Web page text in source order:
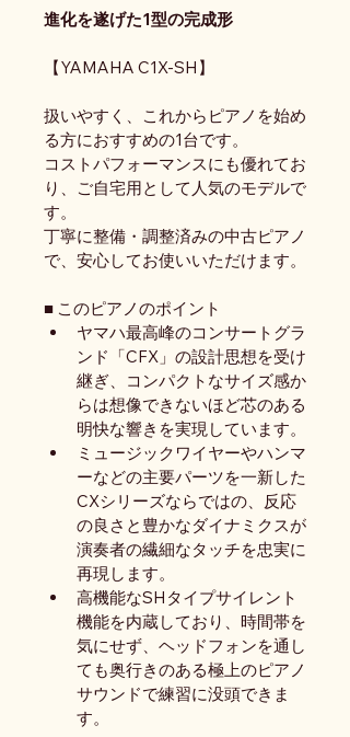
進化を遂げた1型の完成形
【YAMAHA C1X-SH】
扱いやすく、これからピアノを始め
る方におすすめの1台です。
コストパフォーマンスにも優れてお
り、ご自宅用として人気のモデルで
す。
丁寧に整備・調整済みの中古ピアノ
で、安心してお使いいただけます。
■ このピアノのポイント
ヤマハ最高峰のコンサートグラ
ンド「CFX」の設計思想を受け
継ぎ、コンパクトなサイズ感か
らは想像できないほど芯のある
明快な響きを実現しています。
ミュージックワイヤーやハンマ
ーなどの主要パーツを一新した
CXシリーズならではの、反応
の良さと豊かなダイナミクスが
演奏者の繊細なタッチを忠実に
再現します。
高機能なSHタイプサイレント
機能を内蔵しており、時間帯を
気にせず、ヘッドフォンを通し
ても奥行きのある極上のピアノ
サウンドで練習に没頭できま
す。